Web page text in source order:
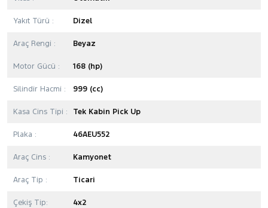
Yakıt Türü : Dizel
Araç Rengi : Beyaz
Motor Gücü : 168 (hp)
Silindir Hacmi : 999 (cc)
Kasa Cins Tipi : Tek Kabin Pick Up
Plaka : 46AEU552
Araç Cins : Kamyonet
Araç Tip : Ticari
Çekiş Tip: 4x2